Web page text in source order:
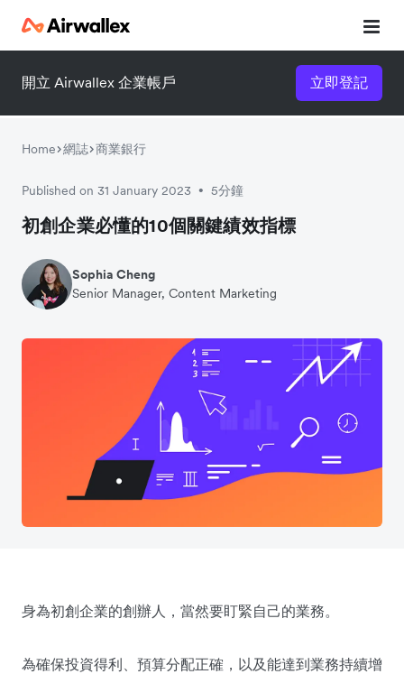
開立 Airwallex 企業帳戶 立即登記
Home 網誌 商業銀行
Published on 31 January 2023 • 5分鐘
初創企業必懂的10個關鍵績效指標
Sophia Cheng
Senior Manager, Content Marketing
身為初創企業的創辦人，當然要盯緊自己的業務。
為確保投資得利、預算分配正確，以及能達到業務持續增
立即觀看 3 分鐘體驗短片
請填寫資料以觀體驗短片：